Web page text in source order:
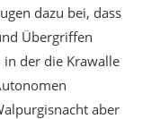
dazu bei, dass
Übergriffen
der die Krawalle
aber